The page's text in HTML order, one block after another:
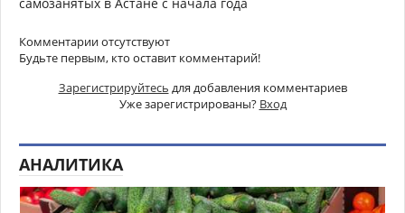
Комментарии отсутствуют
Будьте первым, кто оставит комментарий!
Зарегистрируйтесь для добавления комментариев
Уже зарегистрированы? Вход
АНАЛИТИКА